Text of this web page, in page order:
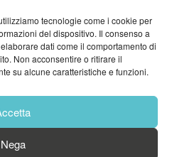
tecnologie come i cookie per
del dispositivo. Il consenso a
dati come il comportamento di
Non acconsentire o ritirare il
su alcune caratteristiche e funzioni.
Nega